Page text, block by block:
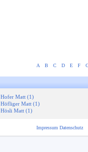
A B C D E F
Hofer Matt (1)
Höfliger Matt (1)
Hösli Matt (1)
Impressum Datenschutz